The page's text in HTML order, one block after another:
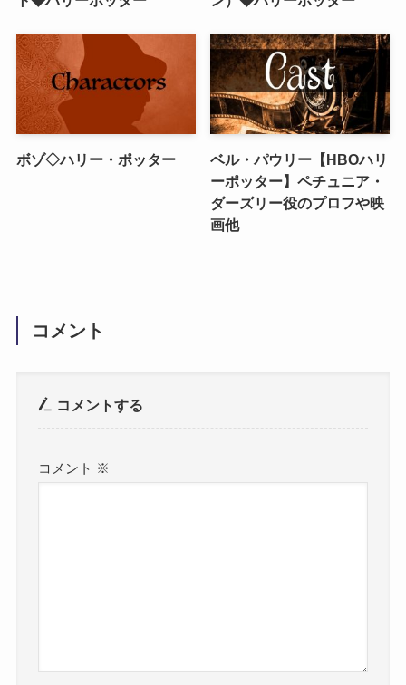
ボゾ◇ハリー・ポッター
ベル・パウリー【HBOハリ
ーポッター】ペチュニア・
ダーズリー役のプロフや映
画他
コメント
コメントする
コメント ※